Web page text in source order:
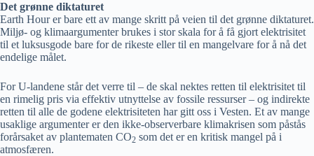
Det grønne diktaturet
Earth Hour er bare ett av mange skritt på veien til det grønne diktaturet.
Miljø- og klimaargumenter brukes i stor skala for å få gjort elektrisitet
til et luksusgode bare for de rikeste eller til en mangelvare for å nå det
endelige målet.
For U-landene står det verre til – de skal nektes retten til elektrisitet til
en rimelig pris via effektiv utnyttelse av fossile ressurser – og indirekte
retten til alle de godene elektrisiteten har gitt oss i Vesten. Et av mange
usaklige argumenter er den ikke-observerbare klimakrisen som påstås
forårsaket av plantematen CO2 som det er en kritisk mangel på i
atmosfæren.